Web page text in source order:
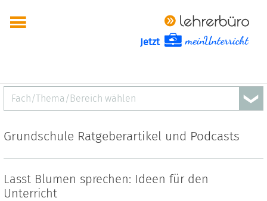
Jetzt
Fach/Thema/Bereich wählen
Grundschule Ratgeberartikel und Podcasts
Lasst Blumen sprechen: Ideen für den
Unterricht